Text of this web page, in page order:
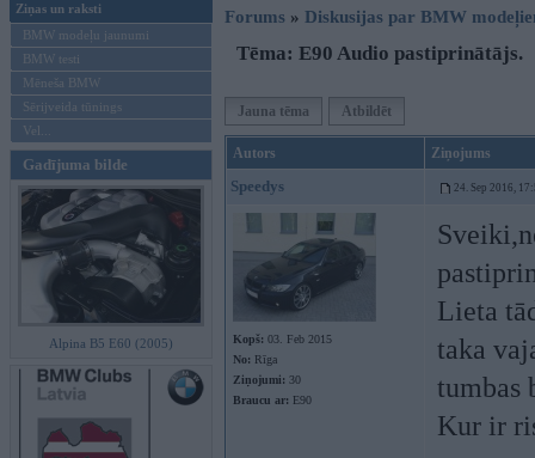
Ziņas un raksti
BMW modeļu jaunumi
BMW testi
Mēneša BMW
Sērijveida tūnings
Vel...
Gadījuma bilde
Alpina B5 E60 (2005)
Forums » Diskusijas par BMW
Tēma: E90 Audio pastiprinātājs.
Jauna tēma Atbildēt
Autors Ziņojums
Speedys 24. Sep 2016,
Kopš: 03. Feb 2015
No: Rīga
Ziņojumi: 30
Braucu ar: E90
Lieta
taka
tumbas
Kur ir